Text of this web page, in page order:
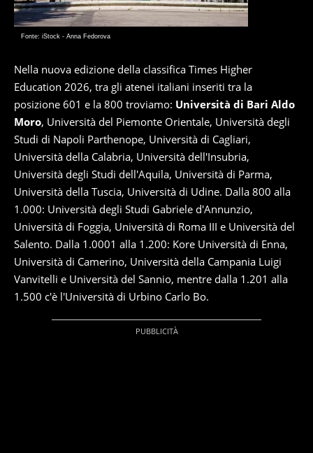
Fonte: iStock - Anna Fedorova
Nella nuova edizione della classifica Times Higher
Education 2026, tra gli atenei italiani inseriti tra la
posizione 601 e la 800 troviamo: Università di Bari Aldo
Moro, Università del Piemonte Orientale, Università degli
Studi di Napoli Parthenope, Università di Cagliari,
Università della Calabria, Università dell'Insubria,
Università degli Studi dell'Aquila, Università di Parma,
Università della Tuscia, Università di Udine. Dalla 800 alla
1.000: Università degli Studi Gabriele d'Annunzio,
Università di Foggia, Università di Roma III e Università del
Salento. Dalla 1.0001 alla 1.200: Kore Università di Enna,
Università di Camerino, Università della Campania Luigi
Vanvitelli e Università del Sannio, mentre dalla 1.201 alla
1.500 c'è l'Università di Urbino Carlo Bo.